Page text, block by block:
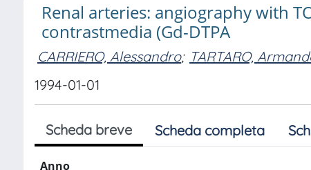
Renal arteries: angiography with
contrastmedia (Gd-DTPA
CARRIERO, Alessandro; TARTARO,
1994-01-01
Scheda breve Scheda completa
Anno